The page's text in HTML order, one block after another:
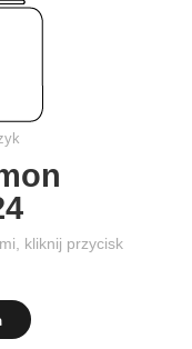
kliknij przycisk